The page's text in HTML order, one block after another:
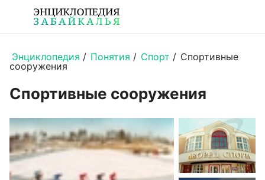
Энциклопедия / Понятия / Спорт / Спортивные
сооружения
Спортивные сооружения